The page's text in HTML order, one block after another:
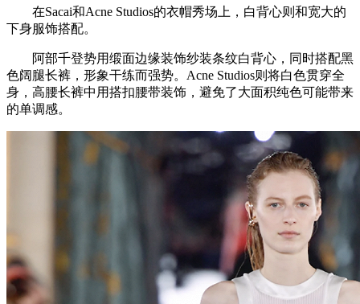
在Sacai和Acne Studios的衣帽秀场上，白背心则和宽大的
下身服饰搭配。
阿部千登势用缎面边缘装饰纱装条纹白背心，同时搭配黑
色阔腿长裤，形象干练而强势。Acne Studios则将白色贯穿全
身，高腰长裤中用搭扣腰带装饰，避免了大面积纯色可能带来
的单调感。